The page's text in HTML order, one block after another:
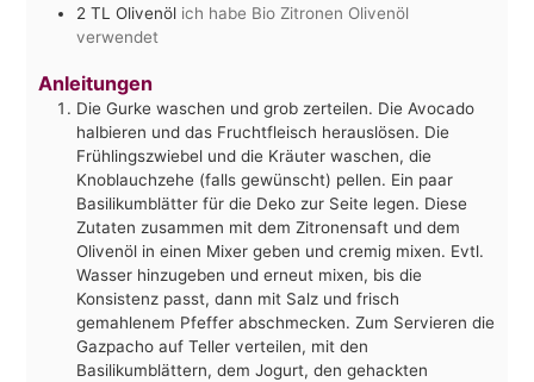
2 TL Olivenöl ich habe Bio Zitronen Olivenöl
verwendet
Anleitungen
Die Gurke waschen und grob zerteilen. Die Avocado
halbieren und das Fruchtfleisch herauslösen. Die
Frühlingszwiebel und die Kräuter waschen, die
Knoblauchzehe (falls gewünscht) pellen. Ein paar
Basilikumblätter für die Deko zur Seite legen. Diese
Zutaten zusammen mit dem Zitronensaft und dem
Olivenöl in einen Mixer geben und cremig mixen. Evtl.
Wasser hinzugeben und erneut mixen, bis die
Konsistenz passt, dann mit Salz und frisch
gemahlenem Pfeffer abschmecken. Zum Servieren die
Gazpacho auf Teller verteilen, mit den
Basilikumblättern, dem Jogurt, den gehackten